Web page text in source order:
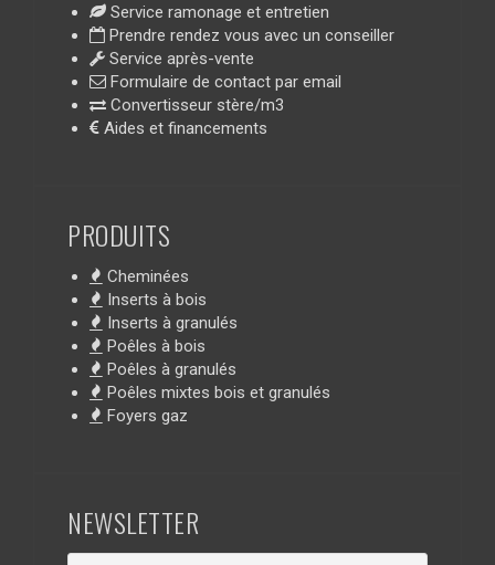
Service ramonage et entretien
Prendre rendez vous avec un conseiller
Service après-vente
Formulaire de contact par email
Convertisseur stère/m3
Aides et financements
PRODUITS
Cheminées
Inserts à bois
Inserts à granulés
Poêles à bois
Poêles à granulés
Poêles mixtes bois et granulés
Foyers gaz
NEWSLETTER